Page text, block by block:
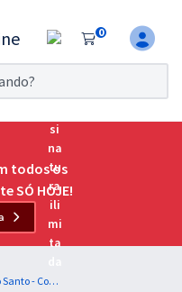
0
da
todos os
SÓ HOJE!
MP ES - Ministério Público do Estado do Espírito Santo - Conhecimentos Específicos Para o Cargo de Agente Técnico - Psicólogo com a Equipe Gran